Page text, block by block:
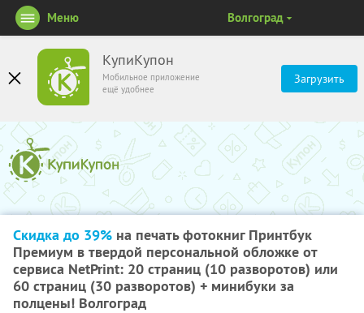
КупиКупон
Мобильное приложение
ещё удобнее
Загрузить
Меню Волгоград
Скидка до 39% на печать фотокниг Принтбук
Премиум в твердой персональной обложке от
сервиса NetPrint: 20 страниц (10 разворотов) или
60 страниц (30 разворотов) + минибуки за
полцены! Волгоград